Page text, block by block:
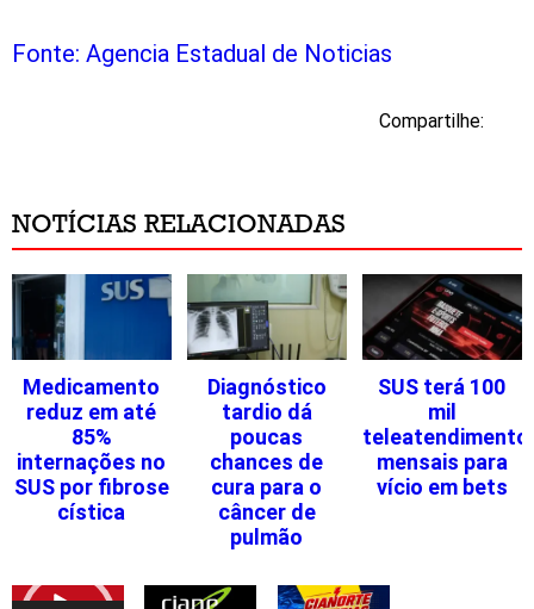
Fonte: Agencia Estadual de Noticias
Compartilhe:
NOTÍCIAS RELACIONADAS
Medicamento
reduz em até
85%
internações no
SUS por fibrose
cística
Diagnóstico
tardio dá
poucas
chances de
cura para o
câncer de
pulmão
SUS terá 100
mil
mensais para
vício em bets
Tocador